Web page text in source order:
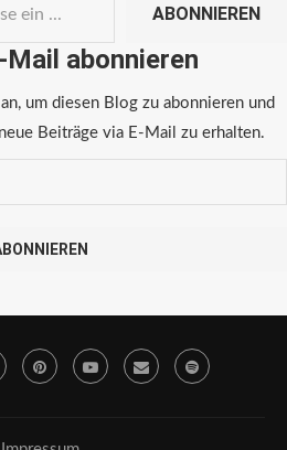
ABONNIEREN
Mail abonnieren
um diesen Blog zu abonnieren und
Beiträge via E-Mail zu erhalten.